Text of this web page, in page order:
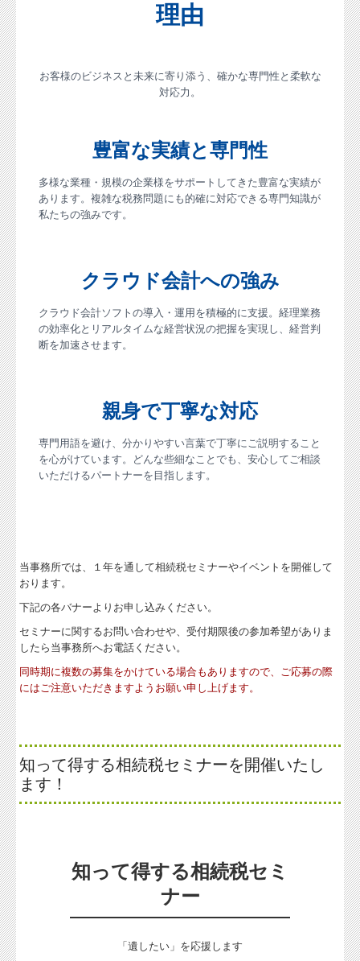
理由
お客様のビジネスと未来に寄り添う、確かな専門性と柔軟な
対応力。
豊富な実績と専門性
多様な業種・規模の企業様をサポートしてきた豊富な実績が
あります。複雑な税務問題にも的確に対応できる専門知識が
私たちの強みです。
クラウド会計への強み
クラウド会計ソフトの導入・運用を積極的に支援。経理業務
の効率化とリアルタイムな経営状況の把握を実現し、経営判
断を加速させます。
親身で丁寧な対応
専門用語を避け、分かりやすい言葉で丁寧にご説明すること
を心がけています。どんな些細なことでも、安心してご相談
いただけるパートナーを目指します。
当事務所では、１年を通して相続税セミナーやイベントを開催して
おります。
下記の各バナーよりお申し込みください。
セミナーに関するお問い合わせや、受付期限後の参加希望がありま
したら当事務所へお電話ください。
同時期に複数の募集をかけている場合もありますので、ご応募の際
にはご注意いただきますようお願い申し上げます。
知って得する相続税セミナーを開催いたし
ます！
知って得する相続税セミ
ナー